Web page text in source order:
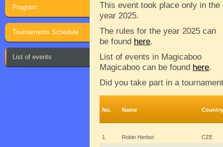
Program
Tournaments Schedule
List of events
This event took place only in the
year 2025.
The rules for the year 2025 can
be found here.
List of events in Magicaboo
Magicaboo can be found here.
Did you take part in a
No. Name Country
1. Robin Herbst CZE